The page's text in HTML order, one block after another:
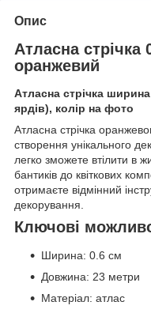
Опис
Атласна стрічка
оранжевий
Атласна стрічка
ярдів), колір на фото
Атласна стрічка
створення унікального
легко зможете втілити в
бантиків до квіткових
отримаєте відмінний
декорування.
Ключові
Ширина: 0.6 см
Довжина: 23 метри
Матеріал: атлас